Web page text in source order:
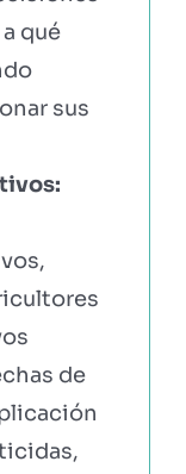
qué
sus
de